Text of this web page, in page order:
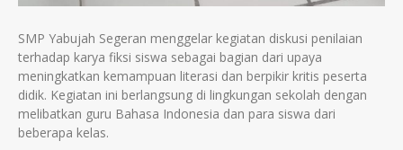
SMP Yabujah Segeran menggelar kegiatan diskusi penilaian
terhadap karya fiksi siswa sebagai bagian dari upaya
meningkatkan kemampuan literasi dan berpikir kritis peserta
didik. Kegiatan ini berlangsung di lingkungan sekolah dengan
melibatkan guru Bahasa Indonesia dan para siswa dari
beberapa kelas.